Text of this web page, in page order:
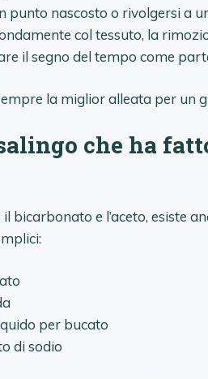
punto nascosto o rivolgersi a
col tessuto, la
il segno del tempo come
la miglior alleata per un
che ha
bicarbonato e l’aceto, esiste
per bucato
di sodio